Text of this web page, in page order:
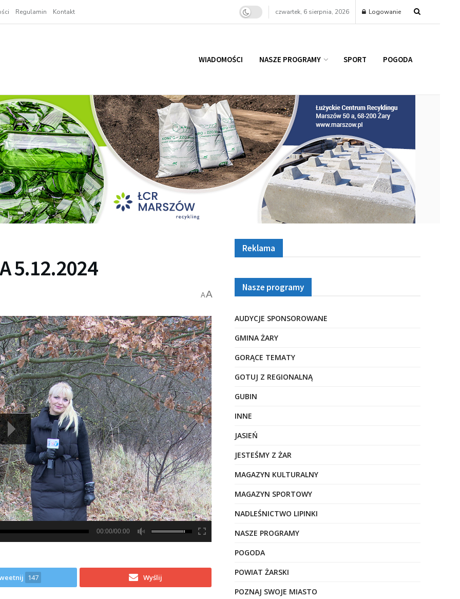
Regulamin Kontakt czwartek, 6 sierpnia, 2026 Logowanie
WIADOMOŚCI NASZE PROGRAMY SPORT POGODA
5.12.2024
AA
00:00/00:00
147 Wyślij
Reklama
Nasze programy
AUDYCJE SPONSOROWANE
GMINA ŻARY
GORĄCE TEMATY
GOTUJ Z REGIONALNĄ
GUBIN
INNE
JASIEŃ
JESTEŚMY Z ŻAR
MAGAZYN KULTURALNY
MAGAZYN SPORTOWY
NADLEŚNICTWO LIPINKI
NASZE PROGRAMY
POGODA
POWIAT ŻARSKI
POZNAJ SWOJE MIASTO